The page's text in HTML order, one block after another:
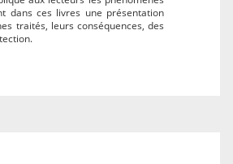
dans ces livres une présentation
traités, leurs conséquences, des